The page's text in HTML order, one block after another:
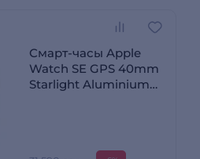
Смарт-часы Apple
Watch SE GPS 40mm
Starlight Aluminium